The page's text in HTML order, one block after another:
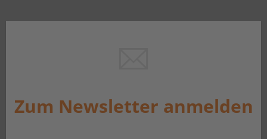
Zum Newsletter anmelden